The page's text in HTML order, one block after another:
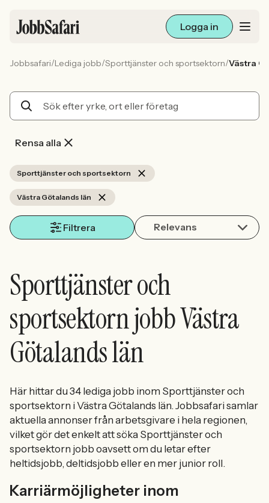
Logga in
Arbetsliv och karriär
Sök med AI
Ny här? Skapa konto
Jobbsafari/Lediga jobb/Sporttjänster och sportsektorn/Västra
Rensa alla
Sporttjänster och sportsektorn
Västra Götalands län
Filtrera Relevans
Sporttjänster och
sportsektorn jobb Västra
Götalands län
Här hittar du 34 lediga jobb inom Sporttjänster och
sportsektorn i Västra Götalands län. Jobbsafari samlar
aktuella annonser från arbetsgivare i hela regionen,
vilket gör det enkelt att söka Sporttjänster och
sportsektorn jobb oavsett om du letar efter
heltidsjobb, deltidsjobb eller en mer junior roll.
Karriärmöjligheter inom